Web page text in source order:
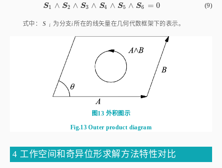
S1 ∧ S2 ∧ S3 ∧ S4 ∧ S5 ∧ S6 = 0
S1 ∧S 2∧S 3∧S4 ∧ S5 ∧ S6= 0 (9)
式中： S i 为分支i所在的线矢量在几何代数框架下的表示。
图13 外积图示
Fig.13 Outer product diagram
4 工作空间和奇异位形求解方法特性对比